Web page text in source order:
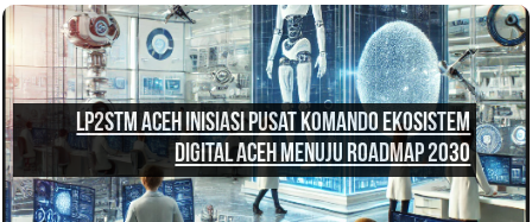
Pemulihan Aceh Tidak Cukup dengan Jalan Terbuka dan
LP2STM Aceh Inisiasi Pusat Komando Ekosistem
Digital Aceh Menuju Roadmap 2030